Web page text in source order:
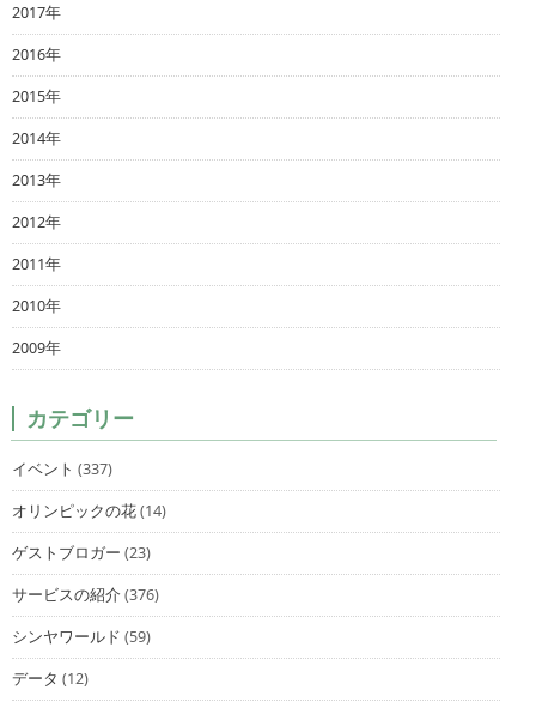
2017年
2016年
2015年
2014年
2013年
2012年
2011年
2010年
2009年
カテゴリー
イベント (337)
オリンピックの花(14)
ゲストブロガー (23)
サービスの紹介(376)
シンヤワールド (59)
データ (12)